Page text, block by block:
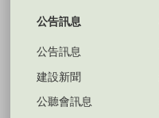
公告訊息
公告訊息
建設新聞
公聽會訊息